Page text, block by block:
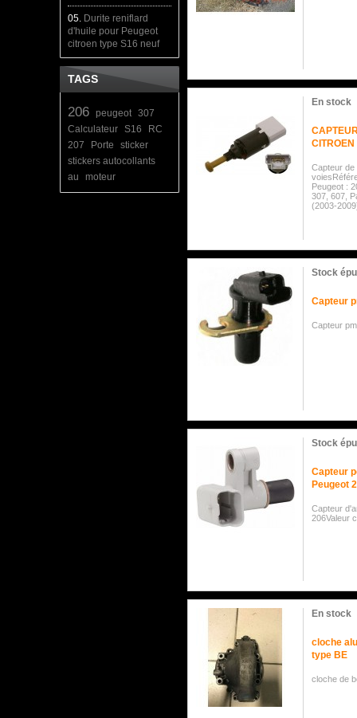
05. Durite reniflard
d'huile pour Peugeot
citroen type S16 neuf
TAGS
206 peugeot 307
Calculateur S16
RC
207
Porte
sticker
stickers autocollants
au
moteur
En stock
Capteur de
Peugeot :
307, 607,
(2003-
Stock
Capteur
Capteur
Stock
Capteur
Peugeot
Capteur
206Valeur
En stock
cloche
type BE
cloche de